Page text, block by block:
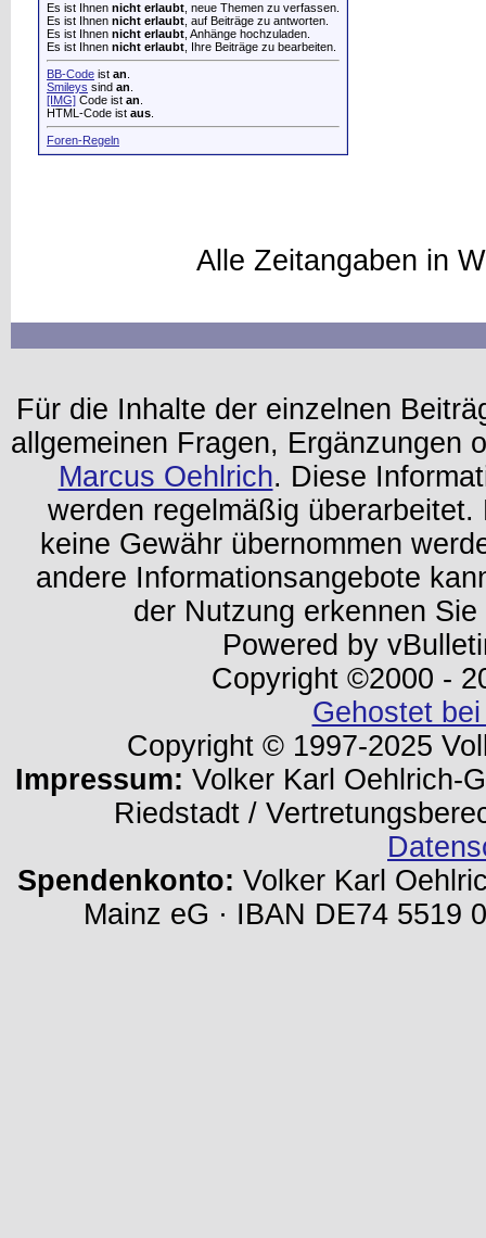
Es ist Ihnen nicht erlaubt , neue Themen zu verfassen.
Es ist Ihnen nicht erlaubt , auf Beiträge zu antworten.
Es ist Ihnen nicht erlaubt , Anhänge hochzuladen.
Es ist Ihnen nicht erlaubt , Ihre Beiträge zu bearbeiten.
BB-Code ist an
Smileys sind an
[IMG] Code ist an
HTML-Code ist aus
Foren-Regeln
Alle Zeitangaben in
Für die Inhalte der einzelnen
allgemeinen Fragen, Ergänzungen
Marcus Oehlrich. Diese
werden regelmäßig
keine Gewähr übernommen
andere Informationsangebote
der Nutzung erkennen
Powered by
Copyright ©2000 -
Gehostet
Copyright © 1997-2025
Impressum: Volker Karl Oehlrich-
Riedstadt /
Spendenkonto: Volker Karl
Mainz eG · IBAN DE74 5519